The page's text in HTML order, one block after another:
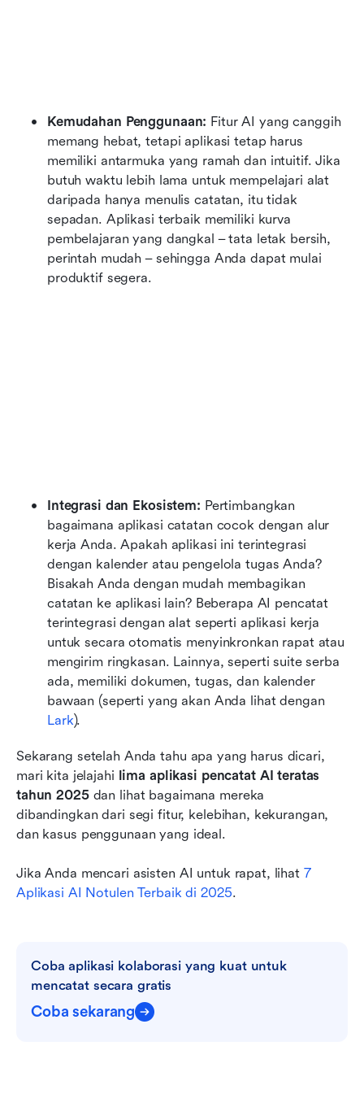
Kemudahan Penggunaan: Fitur AI yang canggih
memang hebat, tetapi aplikasi tetap harus
memiliki antarmuka yang ramah dan intuitif. Jika
butuh waktu lebih lama untuk mempelajari alat
daripada hanya menulis catatan, itu tidak
sepadan. Aplikasi terbaik memiliki kurva
pembelajaran yang dangkal – tata letak bersih,
perintah mudah – sehingga Anda dapat mulai
produktif segera.
Integrasi dan Ekosistem: Pertimbangkan
bagaimana aplikasi catatan cocok dengan alur
kerja Anda. Apakah aplikasi ini terintegrasi
dengan kalender atau pengelola tugas Anda?
Bisakah Anda dengan mudah membagikan
catatan ke aplikasi lain? Beberapa AI pencatat
terintegrasi dengan alat seperti aplikasi kerja
untuk secara otomatis menyinkronkan rapat atau
mengirim ringkasan. Lainnya, seperti suite serba
ada, memiliki dokumen, tugas, dan kalender
Lark).
Sekarang setelah Anda tahu apa yang harus dicari,
mari kita jelajahi lima aplikasi pencatat AI teratas
tahun 2025 dan lihat bagaimana mereka
dibandingkan dari segi fitur, kelebihan, kekurangan,
dan kasus penggunaan yang ideal.
Jika Anda mencari asisten AI untuk rapat, lihat 7
Aplikasi AI Notulen Terbaik di 2025.
Coba aplikasi kolaborasi yang kuat untuk
mencatat secara gratis
Coba sekarang